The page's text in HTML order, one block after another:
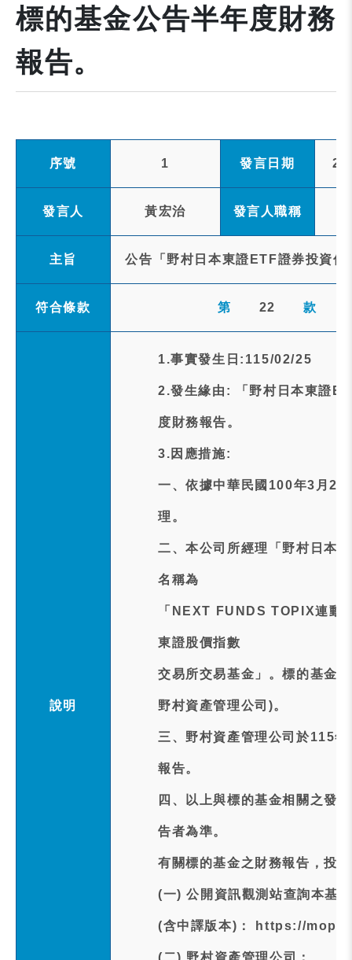
標的基金公告半年度財務
報告。
序號 1 發言日期
發言人 黃宏治 發言人職稱
主旨 公告「野村日本東證ETF證券投資
符合條款 第 22 款
說明
1.事實發生日:115/02/25
2.發生緣由: 「野村日本東證
度財務報告。
3.因應措施:
一、依據中華民國100年3月
理。
二、本公司所經理「野村日本
名稱為
「NEXT FUNDS TOPIX連動
東證股價指數
交易所交易基金」。標的基金
野村資產管理公司)。
三、野村資產管理公司於115
報告。
四、以上與標的基金相關之發
告者為準。
有關標的基金之財務報告，投
(一) 公開資訊觀測站查詢本基
(含中譯版本)： https://
(二) 野村資產管理公司：